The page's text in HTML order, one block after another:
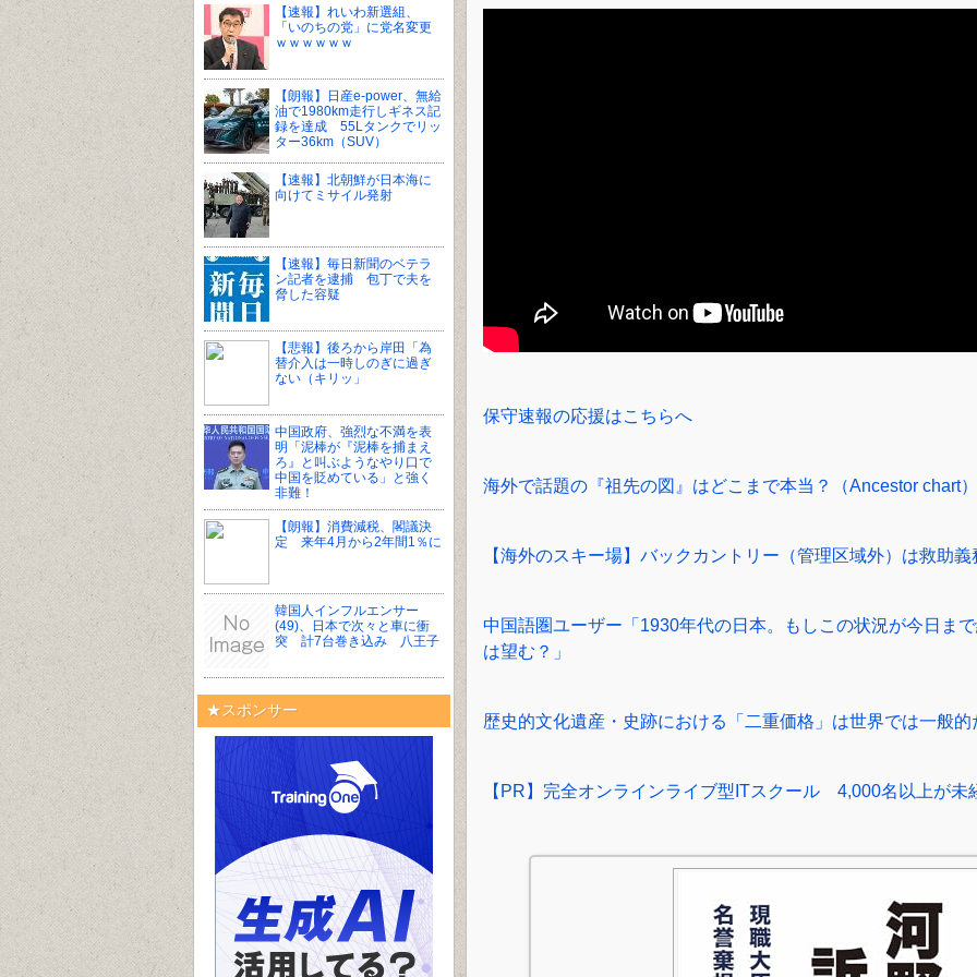
【速報】れいわ新選組、
「いのちの党」に党名変更
ｗｗｗｗｗｗ
【朗報】日産e-power、無給
油で1980km走行しギネス記
録を達成 55Lタンクでリッ
ター36km（SUV）
【速報】北朝鮮が日本海に
向けてミサイル発射
【速報】毎日新聞のベテラ
ン記者を逮捕 包丁で夫を
脅した容疑
【悲報】後ろから岸田「為
替介入は一時しのぎに過ぎ
ない（キリッ」
中国政府、強烈な不満を表
明「泥棒が『泥棒を捕まえ
ろ』と叫ぶようなやり口で
中国を貶めている」と強く
非難！
【朗報】消費減税、閣議決
定 来年4月から2年間1％に
韓国人インフルエンサー
(49)、日本で次々と車に衝
突 計7台巻き込み 八王子
★スポンサー
保守速報の応援はこちらへ
海外で話題の『祖先の図』はどこまで本当？（Ancestor chart）
【海外のスキー場】バックカントリー（管理区域外）は救助
中国語圏ユーザー「1930年代の日本。もしこの状況が今日ま
は望む？」
歴史的文化遺産・史跡における「二重価格」は世界では一般的
【PR】完全オンラインライブ型ITスクール 4,000名以上が未